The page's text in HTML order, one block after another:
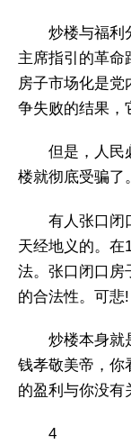
炒楼与福利
主席指引的革命
房子市场化是
争失败的结果，
但是，人民
楼就彻底受骗了。
有人张口闭
天经地义的。在
法。张口闭口房
的合法性。可悲!
炒楼本身就
钱孝敬美帝，你
的盈利与你没有
4